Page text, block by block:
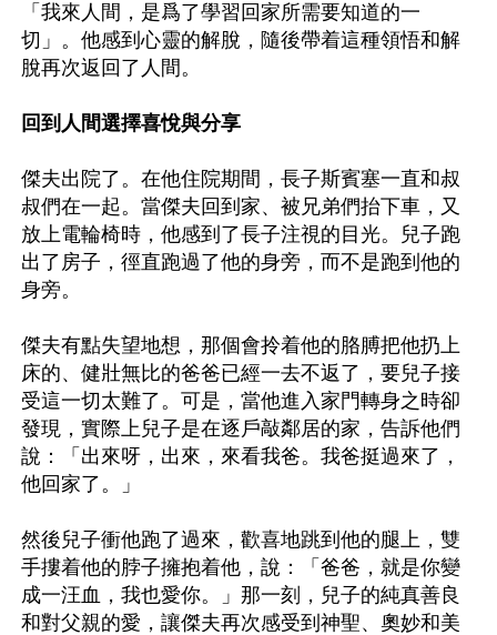
「我來人間，是爲了學習回家所需要知道的一
切」。他感到心靈的解脫，隨後帶着這種領悟和解
脫再次返回了人間。
回到人間選擇喜悅與分享
傑夫出院了。在他住院期間，長子斯賓塞一直和叔
叔們在一起。當傑夫回到家、被兄弟們抬下車，又
放上電輪椅時，他感到了長子注視的目光。兒子跑
出了房子，徑直跑過了他的身旁，而不是跑到他的
身旁。
傑夫有點失望地想，那個會拎着他的胳膊把他扔上
床的、健壯無比的爸爸已經一去不返了，要兒子接
受這一切太難了。可是，當他進入家門轉身之時卻
發現，實際上兒子是在逐戶敲鄰居的家，告訴他們
說：「出來呀，出來，來看我爸。我爸挺過來了，
他回家了。」
然後兒子衝他跑了過來，歡喜地跳到他的腿上，雙
手摟着他的脖子擁抱着他，說：「爸爸，就是你變
成一汪血，我也愛你。」那一刻，兒子的純真善良
和對父親的愛，讓傑夫再次感受到神聖、奧妙和美